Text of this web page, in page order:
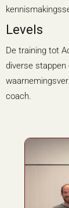
Levels
De training tot
diverse stappen
coach.